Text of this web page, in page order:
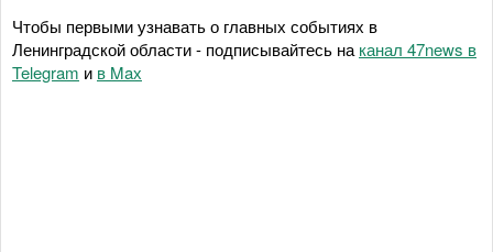
Чтобы первыми узнавать о главных событиях в
Ленинградской области - подписывайтесь на канал 47news в
Telegram и в Maх